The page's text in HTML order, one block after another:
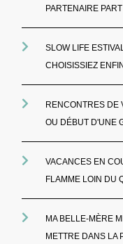
PARTENAIRE
SLOW LIFE
CHOISISSIEZ
RENCONTRES DE
OU DÉBUT D'UNE
VACANCES EN
FLAMME LOIN DU
MA BELLE-MÈRE
METTRE DANS LA